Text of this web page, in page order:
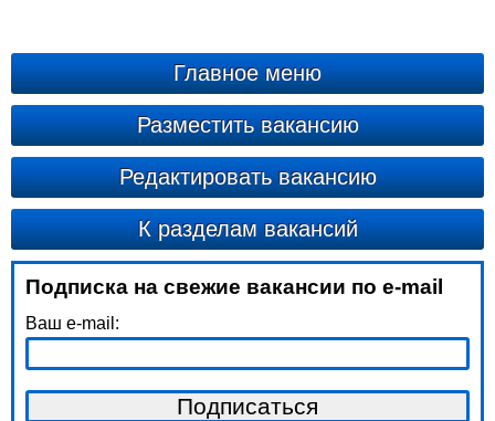
Главное меню
Разместить вакансию
Редактировать вакансию
К разделам вакансий
Подписка на свежие вакансии по e-mail
Ваш e-mail: